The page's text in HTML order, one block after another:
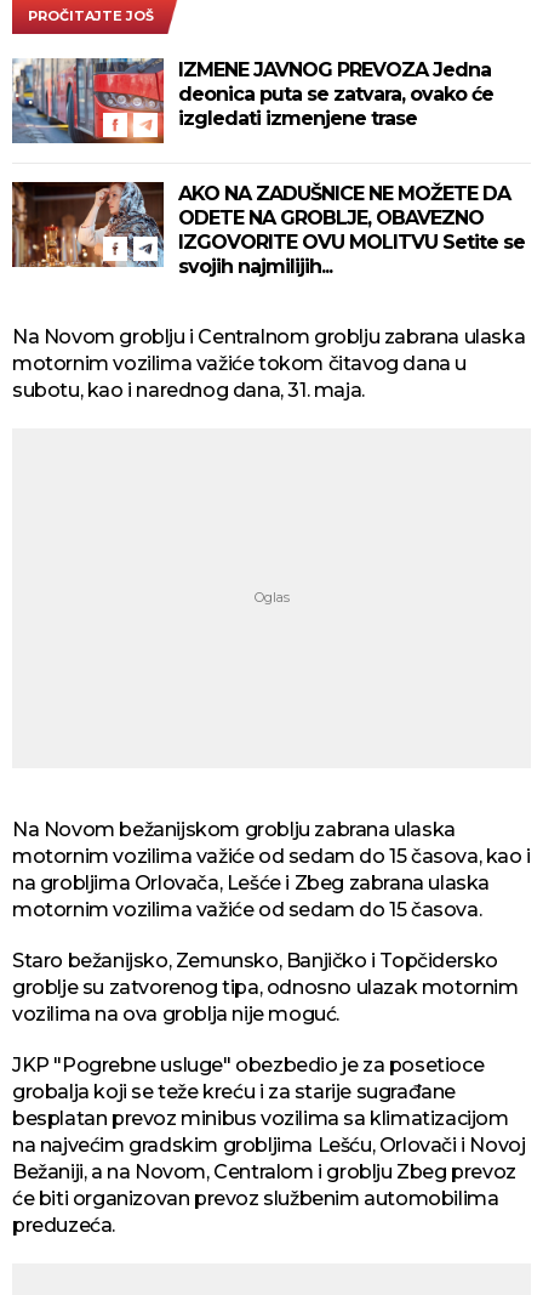
PROČITAJTE JOŠ
IZMENE JAVNOG PREVOZA Jedna
deonica puta se zatvara, ovako će
izgledati izmenjene trase
AKO NA ZADUŠNICE NE MOŽETE DA
ODETE NA GROBLJE, OBAVEZNO
IZGOVORITE OVU MOLITVU Setite se
svojih najmilijih...
Na Novom groblju i Centralnom groblju zabrana ulaska
motornim vozilima važiće tokom čitavog dana u
subotu, kao i narednog dana, 31. maja.
Na Novom bežanijskom groblju zabrana ulaska
motornim vozilima važiće od sedam do 15 časova, kao i
na grobljima Orlovača, Lešće i Zbeg zabrana ulaska
motornim vozilima važiće od sedam do 15 časova.
Staro bežanijsko, Zemunsko, Banjičko i Topčidersko
groblje su zatvorenog tipa, odnosno ulazak motornim
vozilima na ova groblja nije moguć.
JKP "Pogrebne usluge" obezbedio je za posetioce
grobalja koji se teže kreću i za starije sugrađane
besplatan prevoz minibus vozilima sa klimatizacijom
na najvećim gradskim grobljima Lešću, Orlovači i Novoj
Bežaniji, a na Novom, Centralom i groblju Zbeg prevoz
će biti organizovan prevoz službenim automobilima
preduzeća.